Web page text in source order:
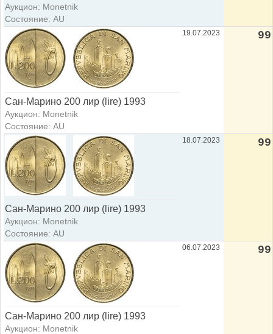
Аукцион: Monetnik
Состояние: AU
Сан-Марино 200 лир (lire) 1993
Аукцион: Monetnik
Состояние: AU
19.07.2023 99
Сан-Марино 200 лир (lire) 1993
Аукцион: Monetnik
Состояние: AU
18.07.2023 99
Сан-Марино 200 лир (lire) 1993
Аукцион: Monetnik
06.07.2023 99